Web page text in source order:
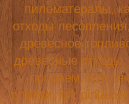
пиломатералы,
отходы
древесное
древесные отходы,
продаём,
опилки, ruf,pini&key